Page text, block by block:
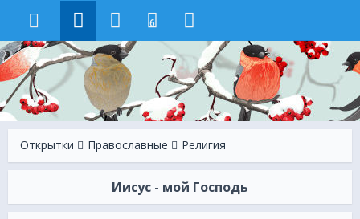
6
Открытки Православные Религия
Иисус - мой Господь